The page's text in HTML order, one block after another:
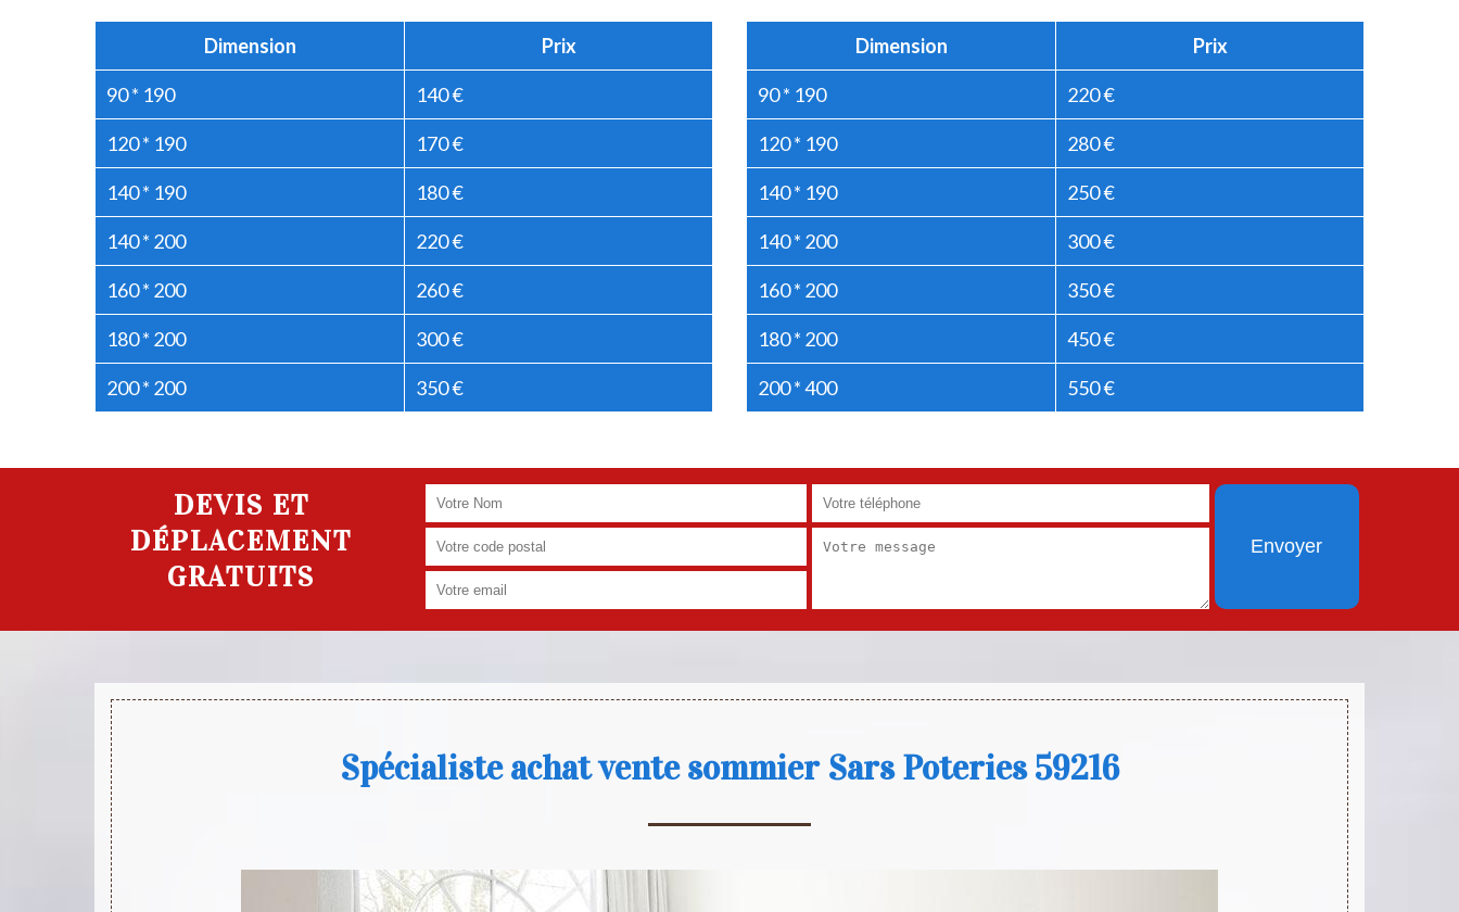
Dimension Prix
90 * 190 140 €
120 * 190 170 €
140 * 190 180 €
140 * 200 220 €
160 * 200 260 €
180 * 200 300 €
200 * 200 350 €
Dimension Prix
90 * 190 220 €
120 * 190 280 €
140 * 190 250 €
140 * 200 300 €
160 * 200 350 €
180 * 200 450 €
200 * 400 550 €
DEVIS ET
DÉPLACEMENT
GRATUITS
Spécialiste achat vente sommier Sars Poteries 59216